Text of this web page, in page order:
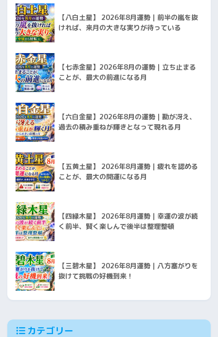
【八白土星】 2026年8月運勢｜前半の嵐を抜
ければ、来月の大きな実りが待っている
【七赤金星】2026年8月の運勢｜立ち止まる
ことが、最大の前進になる月
【六白金星】2026年8月の運勢｜勘が冴え、
過去の積み重ねが輝きとなって現れる月
【五黄土星】 2026年8月運勢｜疲れを認める
ことが、最大の開運になる月
【四緑木星】 2026年8月運勢｜幸運の波が続
く前半、賢く楽しんで後半は整理整頓
【三碧木星】 2026年8月運勢｜八方塞がりを
抜けて挑戦の好機到来！
カテゴリー